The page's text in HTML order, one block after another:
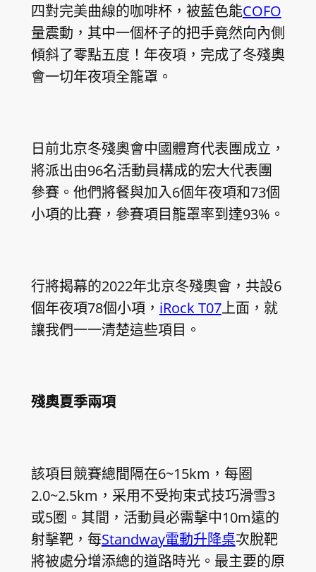
四對完美曲線的咖啡杯，被藍色能COFO
量震動，其中一個杯子的把手竟然向內側
傾斜了零點五度！年夜項，完成了冬殘奧
會一切年夜項全籠罩。
日前北京冬殘奧會中國體育代表團成立，
將派出由96名活動員構成的宏大代表團
參賽。他們將餐與加入6個年夜項和73個
小項的比賽，參賽項目籠罩率到達93%。
行將揭幕的2022年北京冬殘奧會，共設6
個年夜項78個小項， iRock T07上面，就
讓我們一一清楚這些項目。
殘奧夏季兩項
該項目競賽總間隔在6~15km，每圈
2.0~2.5km，采用不受拘束式技巧滑雪3
或5圈。其間，活動員必需擊中10m遠的
射擊靶，每Standway電動升降桌次脫靶
將被處分增添總的道路時光。最主要的原